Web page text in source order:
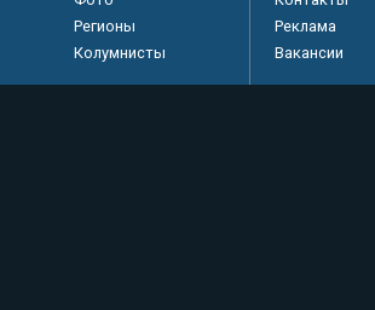
Регионы
Колумнисты
Реклама
Вакансии